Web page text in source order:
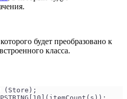
будет преобразовано к
класса.
(Store);